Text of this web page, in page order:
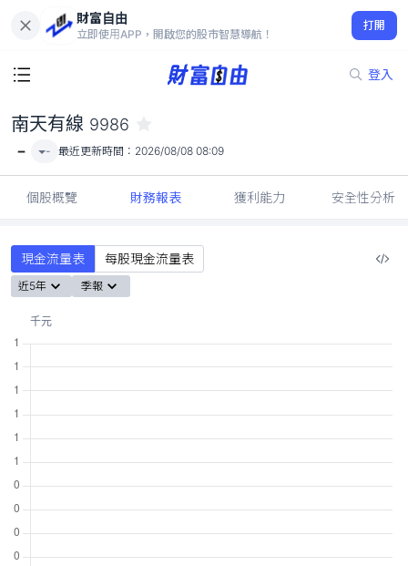
財富自由
立即使用APP，開啟您的股市智慧導航！
打開
登入
-
南天有線 9986
- - 最近更新時間： 2026/08/08 08:09
個股概覽 財務報表 獲利能力 安全性分析
現金流量表 每股現金流量表
近5年 季報